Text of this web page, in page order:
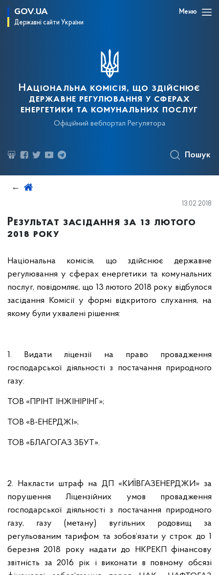
GOV.UA
Державні сайти України
Меню
Національна комісія, що здійснює
державне регулювання у сферах
енергетики та комунальних послуг
Офіційний вебпортал Регулятора
Пошук
13.02.2018
Результат засідання за 13 лютого
2018 року
Національна комісія, що здійснює державне
регулювання у сферах енергетики та комунальних
послуг, повідомляє, що 13 лютого 2018 року відбулося
засідання Комісії у формі відкритого слухання, на
якому були ухвалені рішення:
1. Видати ліцензії на право провадження
господарської діяльності з постачання природного
газу:
ТОВ «ПРІНТ ІНЖІНІРІНГ»;
ТОВ «В-ЕНЕРДЖІ»;
ТОВ «БЛАГОГАЗ ЗБУТ».
2. Накласти штраф на ДП «КИЇВГАЗЕНЕРДЖИ» за
порушення Ліцензійних умов провадження
господарської діяльності з постачання природного
газу, газу (метану) вугільних родовищ за
регульованим тарифом та зобов’язати у строк до 1
березня 2018 року надати до НКРЕКП фінансову
звітність за 2016 рік і виконати в повному обсязі